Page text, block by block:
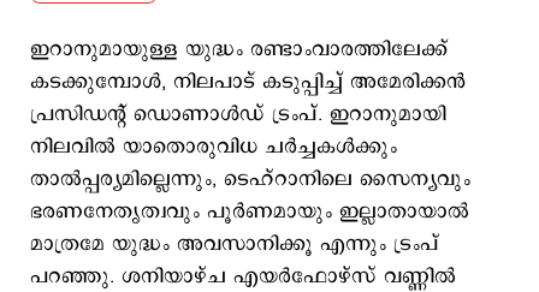
ഇറാനുമായുള്ള യുദ്ധം രണ്ടാംവാരത്തിലേക്ക്
കടക്കുമ്പോള്‍, നിലപാട് കടുപ്പിച്ച് അമേരിക്കൻ
പ്രസിഡന്റ് ഡൊണാൾഡ് ട്രംപ്. ഇറാനുമായി
നിലവിൽ യാതൊരുവിധ ചർച്ചകൾക്കും
താൽപ്പര്യമില്ലെന്നും, ടെഹ്‌റാനിലെ സൈന്യവും
ഭരണനേതൃത്വവും പൂർണമായും ഇല്ലാതായാൽ
മാത്രമേ യുദ്ധം അവസാനിക്കൂ എന്നും ട്രംപ്
പറഞ്ഞു. ശനിയാഴ്ച എയർഫോഴ്‌സ് വണ്ണിൽ